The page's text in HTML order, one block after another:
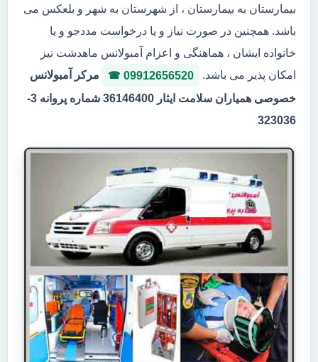
بیمارستان به بیمارستان ، از شهرستان به شهر و بلعکس می
باشد. همچنین در صورت نیاز و یا درخواست مددجو و یا
خانواده ایشان ، هماهنگی و اعزام آمبولانس ماهدشت نیز
امکان پذیر می باشد.
09912656520
مرکر آمبولانس
خصوصی همیاران سلامت ایثار 36146400 شماره پروانه 3-
323036